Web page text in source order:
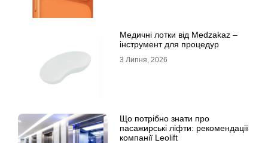
Медичні лотки від Medzakaz –
інструмент для процедур
3 Липня, 2026
Що потрібно знати про
пасажирські ліфти: рекомендації
компанії Leolift